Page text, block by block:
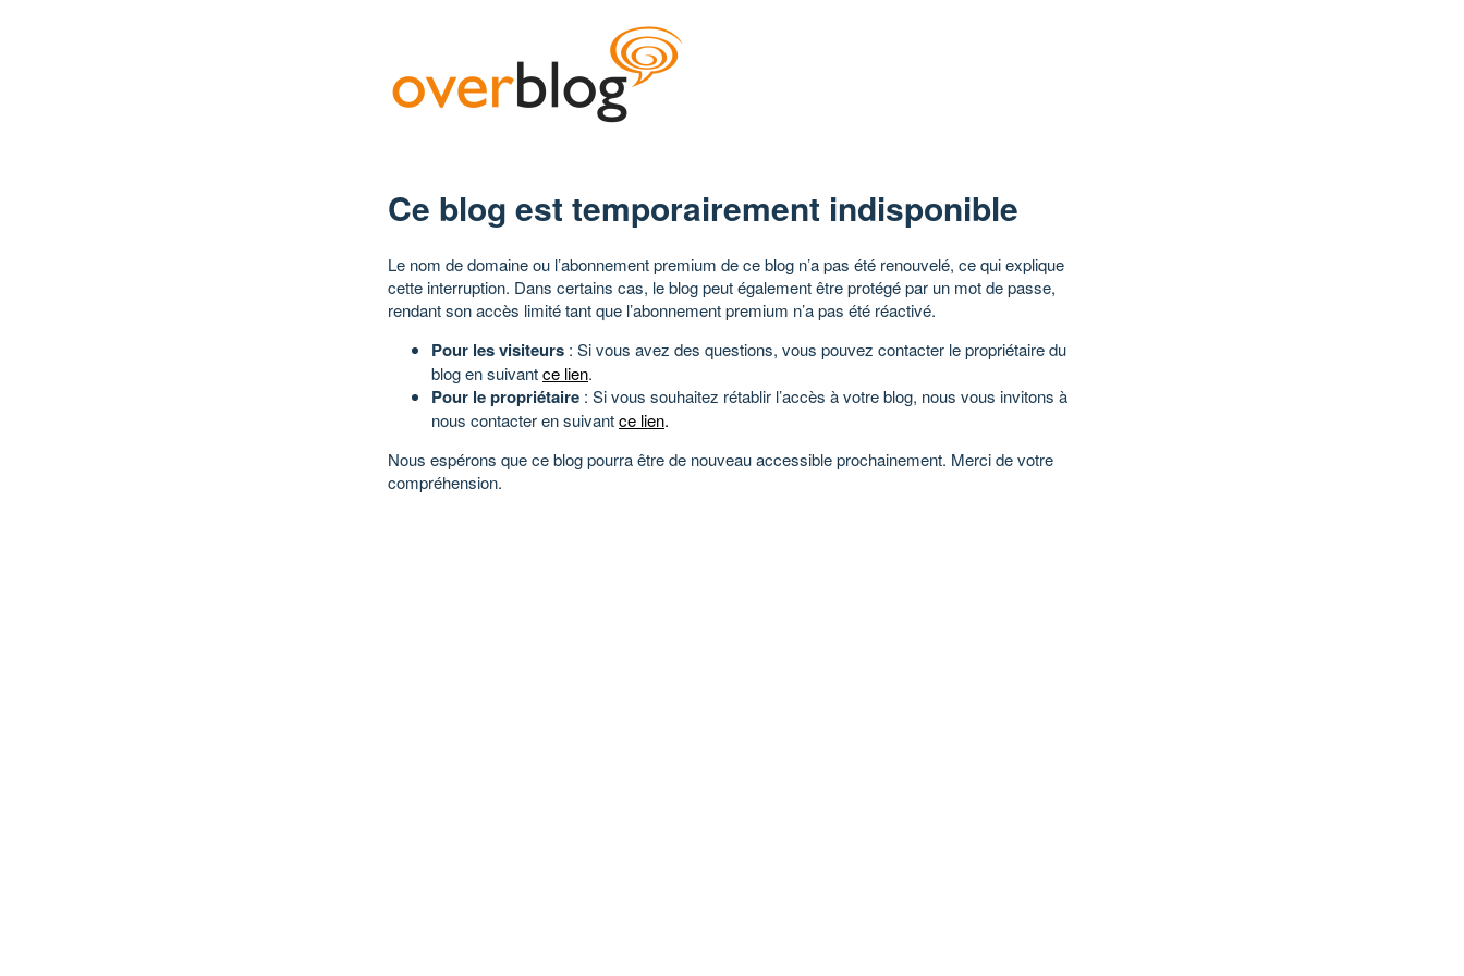
Ce blog est temporairement indisponible
Le nom de domaine ou l’abonnement premium de ce blog n’a pas été renouvelé, ce qui explique
cette interruption. Dans certains cas, le blog peut également être protégé par un mot de passe,
rendant son accès limité tant que l’abonnement premium n’a pas été réactivé.
Pour les visiteurs : Si vous avez des questions, vous pouvez contacter le propriétaire du
blog en suivantce lien.
Pour le propriétaire : Si vous souhaitez rétablir l’accès à votre blog, nous vous invitons à
nous contacter en suivantce lien.
Nous espérons que ce blog pourra être de nouveau accessible prochainement. Merci de votre
compréhension.